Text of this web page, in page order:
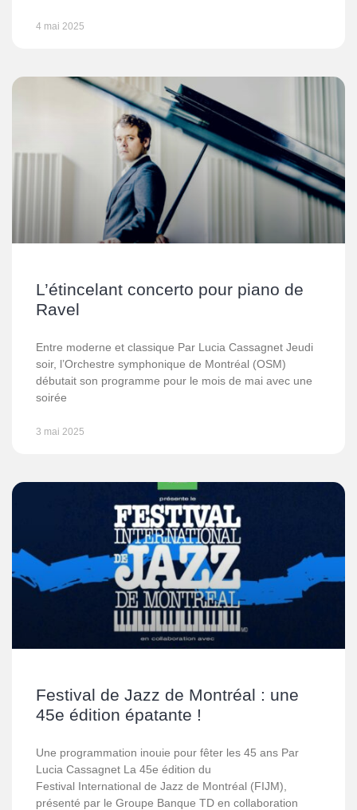
4 mai 2025
L’étincelant concerto pour piano de
Ravel
Entre moderne et classique Par Lucia Cassagnet Jeudi
soir, l’Orchestre symphonique de Montréal (OSM)
débutait son programme pour le mois de mai avec une
soirée
3 mai 2025
Festival de Jazz de Montréal : une
45e édition épatante !
Une programmation inouie pour fêter les 45 ans Par
Lucia Cassagnet La 45e édition du
Festival International de Jazz de Montréal (FIJM),
présenté par le Groupe Banque TD en collaboration